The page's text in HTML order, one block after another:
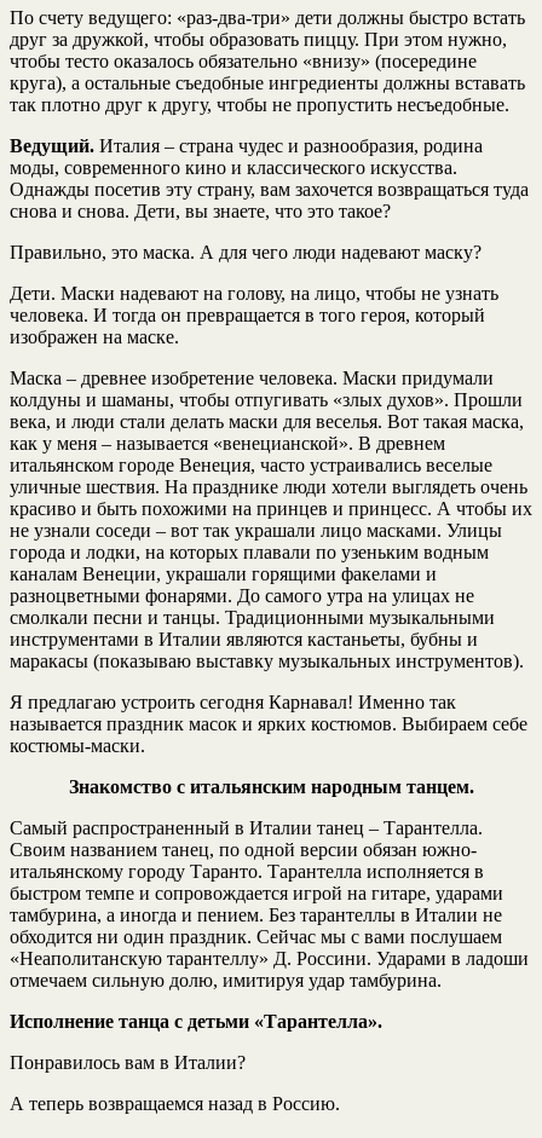
По счету ведущего: «раз-два-три» дети должны быстро встать
друг за дружкой, чтобы образовать пиццу. При этом нужно,
чтобы тесто оказалось обязательно «внизу» (посередине
круга), а остальные съедобные ингредиенты должны вставать
так плотно друг к другу, чтобы не пропустить несъедобные.
Ведущий. Италия – страна чудес и разнообразия, родина
моды, современного кино и классического искусства.
Однажды посетив эту страну, вам захочется возвращаться туда
снова и снова. Дети, вы знаете, что это такое?
Правильно, это маска. А для чего люди надевают маску?
Дети. Маски надевают на голову, на лицо, чтобы не узнать
человека. И тогда он превращается в того героя, который
изображен на маске.
Маска – древнее изобретение человека. Маски придумали
колдуны и шаманы, чтобы отпугивать «злых духов». Прошли
века, и люди стали делать маски для веселья. Вот такая маска,
как у меня – называется «венецианской». В древнем
итальянском городе Венеция, часто устраивались веселые
уличные шествия. На празднике люди хотели выглядеть очень
красиво и быть похожими на принцев и принцесс. А чтобы их
не узнали соседи – вот так украшали лицо масками. Улицы
города и лодки, на которых плавали по узеньким водным
каналам Венеции, украшали горящими факелами и
разноцветными фонарями. До самого утра на улицах не
смолкали песни и танцы. Традиционными музыкальными
инструментами в Италии являются кастаньеты, бубны и
маракасы (показываю выставку музыкальных инструментов).
Я предлагаю устроить сегодня Карнавал! Именно так
называется праздник масок и ярких костюмов. Выбираем себе
костюмы-маски.
Знакомство с итальянским народным танцем.
Самый распространенный в Италии танец – Тарантелла.
Своим названием танец, по одной версии обязан южно-
итальянскому городу Таранто. Тарантелла исполняется в
быстром темпе и сопровождается игрой на гитаре, ударами
тамбурина, а иногда и пением. Без тарантеллы в Италии не
обходится ни один праздник. Сейчас мы с вами послушаем
«Неаполитанскую тарантеллу» Д. Россини. Ударами в ладоши
отмечаем сильную долю, имитируя удар тамбурина.
Исполнение танца с детьми «Тарантелла».
Понравилось вам в Италии?
А теперь возвращаемся назад в Россию.